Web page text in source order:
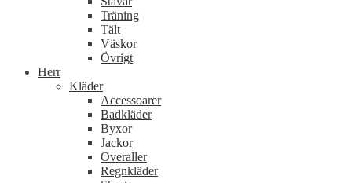
Träning
Tält
Väskor
Övrigt
Herr
Kläder
Accessoarer
Badkläder
Byxor
Jackor
Overaller
Regnkläder